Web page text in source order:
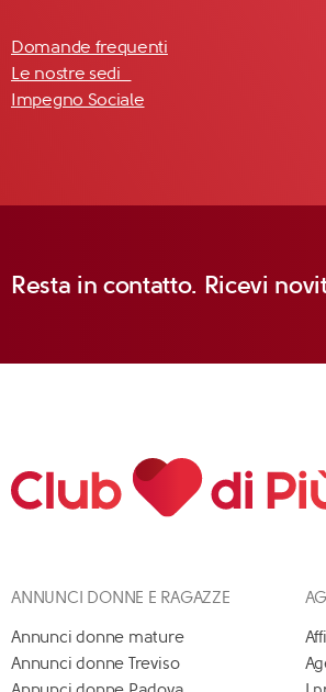
Domande frequenti
Le nostre sedi
Impegno Sociale
Resta in contatto. Ricevi
ANNUNCI DONNE E RAGAZZE
Annunci donne mature
Annunci donne Treviso